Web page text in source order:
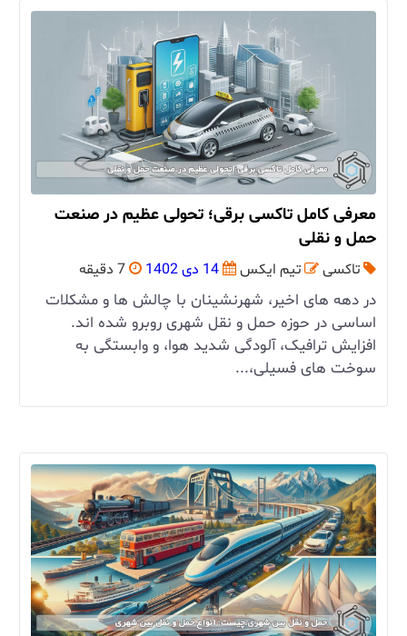
معرفی کامل تاکسی برقی؛ تحولی عظیم در صنعت
حمل و نقلی
تاکسی تیم ایکس 14 دی 1402 7 دقیقه
در دهه ‌های اخیر، شهرنشینان با چالش‌ ها و مشکلات
اساسی در حوزه حمل و نقل شهری روبرو شده ‌اند.
افزایش ترافیک، آلودگی شدید هوا، و وابستگی به
سوخت‌ های فسیلی،...